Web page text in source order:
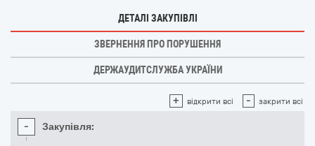
ДЕТАЛІ ЗАКУПІВЛІ
ЗВЕРНЕННЯ ПРО ПОРУШЕННЯ
ДЕРЖАУДИТСЛУЖБА УКРАЇНИ
+ відкрити всі - закрити всі
- Закупівля: